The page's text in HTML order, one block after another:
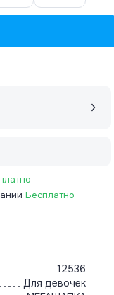
12536
Для девочек
Бесплатно